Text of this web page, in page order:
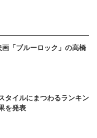
「ブルーロック」の高橋
タイルにまつわるランキン
を発表